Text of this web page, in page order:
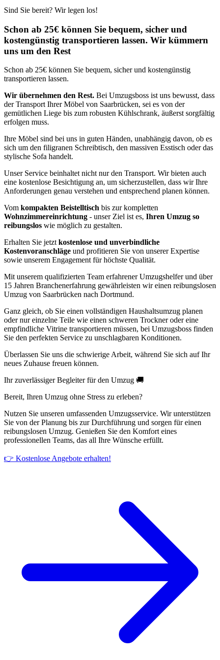
Sind Sie bereit? Wir legen los!
Schon ab 25€ können Sie bequem, sicher und
kostengünstig transportieren lassen. Wir kümmern
uns um den Rest
Schon ab 25€ können Sie bequem, sicher und kostengünstig
transportieren lassen.
Wir übernehmen den Rest. Bei Umzugsboss ist uns bewusst, dass
der Transport Ihrer Möbel von Saarbrücken, sei es von der
gemütlichen Liege bis zum robusten Kühlschrank, äußerst sorgfältig
erfolgen muss.
Ihre Möbel sind bei uns in guten Händen, unabhängig davon, ob es
sich um den filigranen Schreibtisch, den massiven Esstisch oder das
stylische Sofa handelt.
Unser Service beinhaltet nicht nur den Transport. Wir bieten auch
eine kostenlose Besichtigung an, um sicherzustellen, dass wir Ihre
Anforderungen genau verstehen und entsprechend planen können.
Vom kompakten Beistelltisch bis zur kompletten
Wohnzimmereinrichtung - unser Ziel ist es, Ihren Umzug so
reibungslos wie möglich zu gestalten.
Erhalten Sie jetzt kostenlose und unverbindliche
Kostenvoranschläge und profitieren Sie von unserer Expertise
sowie unserem Engagement für höchste Qualität.
Mit unserem qualifizierten Team erfahrener Umzugshelfer und über
15 Jahren Branchenerfahrung gewährleisten wir einen reibungslosen
Umzug von Saarbrücken nach Dortmund.
Ganz gleich, ob Sie einen vollständigen Haushaltsumzug planen
oder nur einzelne Teile wie einen schweren Trockner oder eine
empfindliche Vitrine transportieren müssen, bei Umzugsboss finden
Sie den perfekten Service zu unschlagbaren Konditionen.
Überlassen Sie uns die schwierige Arbeit, während Sie sich auf Ihr
neues Zuhause freuen können.
Ihr zuverlässiger Begleiter für den Umzug 🚚
Bereit, Ihren Umzug ohne Stress zu erleben?
Nutzen Sie unseren umfassenden Umzugsservice. Wir unterstützen
Sie von der Planung bis zur Durchführung und sorgen für einen
reibungslosen Umzug. Genießen Sie den Komfort eines
professionellen Teams, das all Ihre Wünsche erfüllt.
👉 Kostenlose Angebote erhalten!